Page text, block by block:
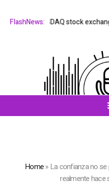
FlashNews:
the NASDAQ stock exchange
Home»La confianza no se
realmente hace